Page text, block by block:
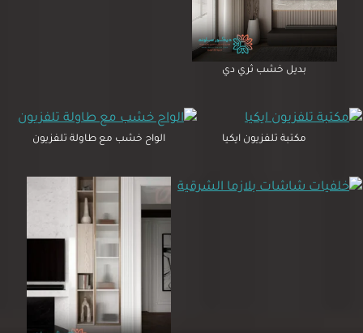
بديل خشب ثري دي
مكتبة تلفزيون ايكيا الواح خشب مع طاولة تلفزيون